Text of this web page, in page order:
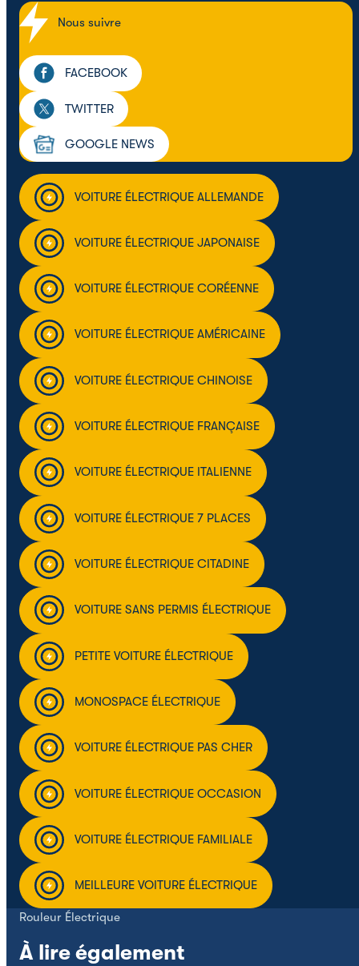
Nous suivre
FACEBOOK
TWITTER
GOOGLE NEWS
VOITURE ÉLECTRIQUE ALLEMANDE
VOITURE ÉLECTRIQUE JAPONAISE
VOITURE ÉLECTRIQUE CORÉENNE
VOITURE ÉLECTRIQUE AMÉRICAINE
VOITURE ÉLECTRIQUE CHINOISE
VOITURE ÉLECTRIQUE FRANÇAISE
VOITURE ÉLECTRIQUE ITALIENNE
VOITURE ÉLECTRIQUE 7 PLACES
VOITURE ÉLECTRIQUE CITADINE
VOITURE SANS PERMIS ÉLECTRIQUE
PETITE VOITURE ÉLECTRIQUE
MONOSPACE ÉLECTRIQUE
VOITURE ÉLECTRIQUE PAS CHER
VOITURE ÉLECTRIQUE OCCASION
VOITURE ÉLECTRIQUE FAMILIALE
MEILLEURE VOITURE ÉLECTRIQUE
Rouleur Électrique
À lire également